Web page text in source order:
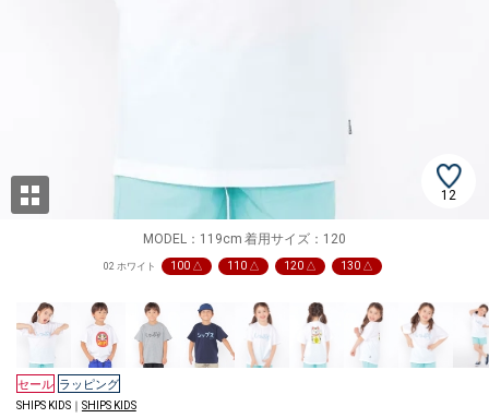
12
MODEL：119cm 着用サイズ：120
02 ホワイト 100 △ 110 △ 120 △ 130 △
セール ラッピング
SHIPS KIDS｜ SHIPS KIDS